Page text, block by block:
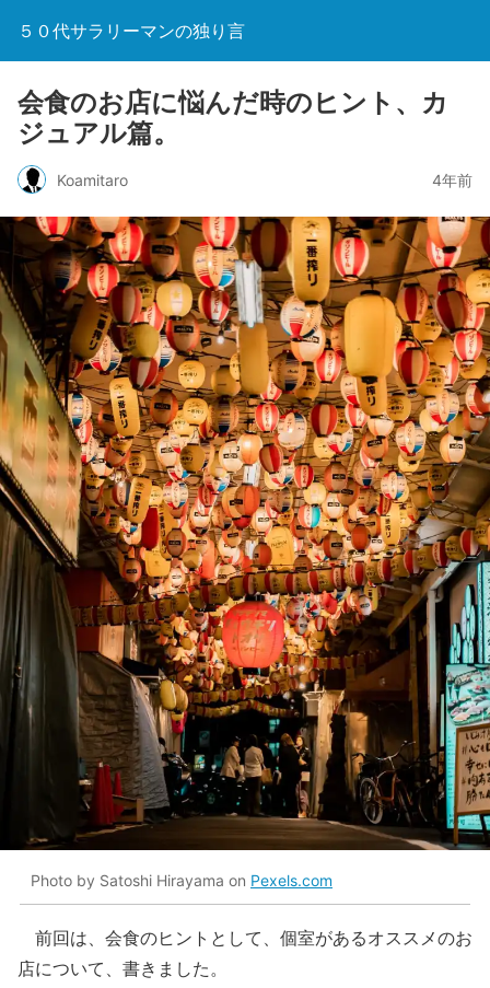
５０代サラリーマンの独り言
会食のお店に悩んだ時のヒント、カ
ジュアル篇。
Koamitaro 4年前
Photo by Satoshi Hirayama on Pexels.com
前回は、会食のヒントとして、個室があるオススメのお
店について、書きました。